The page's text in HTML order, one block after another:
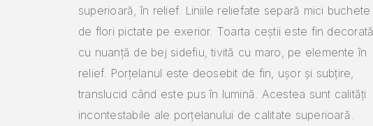
superioară, în relief. Liniile reliefate separă mici buchete
de flori pictate pe exerior. Toarta ceștii este fin decorată
cu nuanță de bej sidefiu, tivită cu maro, pe elemente în
relief. Porțelanul este deosebit de fin, ușor și subțire,
translucid când este pus în lumină. Acestea sunt calități
incontestabile ale porțelanului de calitate superioară.